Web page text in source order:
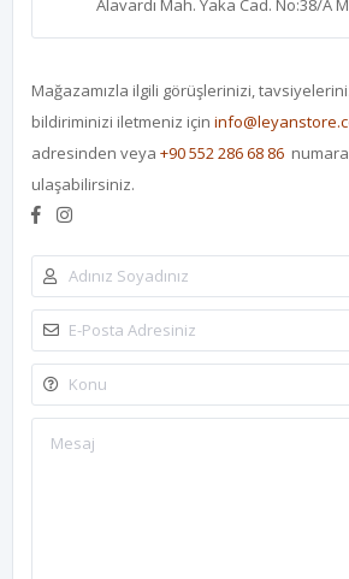
Alavardı Mah. Yaka Cad. No:38/A
Mağazamızla ilgili görüşlerinizi,
bildiriminizi iletmeniz için
adresinden veya +90 552 286 68 86
ulaşabilirsiniz.